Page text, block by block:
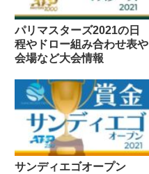
パリマスターズ2021の日
程やドロー組み合わせ表や
会場など大会情報
サンディエゴオープン